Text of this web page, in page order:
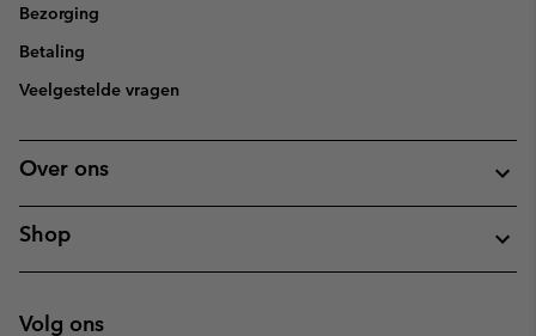
Bezorging
Betaling
Veelgestelde vragen
Over ons
Shop
Volg ons